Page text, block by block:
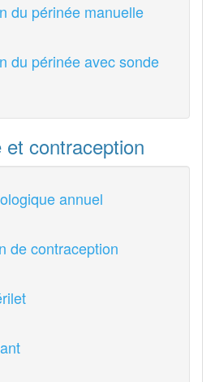
du périnée manuelle
du périnée avec sonde
contraception
annuel
de contraception